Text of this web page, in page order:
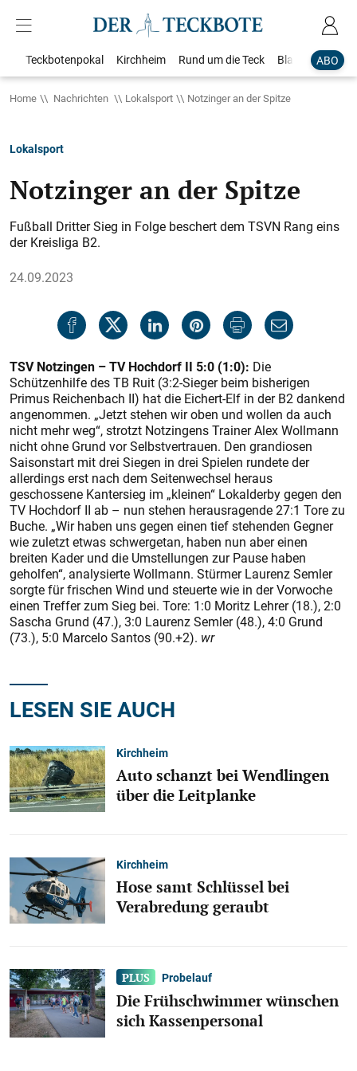
ABO
Teckbotenpokal Kirchheim Rund um die Teck Blaulicht
Home Nachrichten Lokalsport Notzinger an der Spitze
Lokalsport
Notzinger an der Spitze
Fußball Dritter Sieg in Folge beschert dem TSVN Rang eins
der Kreisliga B2.
24.09.2023
TSV Notzingen – TV Hochdorf II 5:0 (1:0): Die
Schützenhilfe des TB Ruit (3:2-Sieger beim bisherigen
Primus Reichenbach II) hat die Eichert-Elf in der B2 dankend
angenommen. „Jetzt stehen wir oben und wollen da auch
nicht mehr weg“, strotzt Notzingens Trainer Alex Wollmann
nicht ohne Grund vor Selbstvertrauen. Den grandiosen
Saisonstart mit drei Siegen in drei Spielen rundete der
allerdings erst nach dem Seitenwechsel heraus
geschossene Kantersieg im „kleinen“ Lokalderby gegen den
TV Hochdorf II ab – nun stehen herausragende 27:1 Tore zu
Buche. „Wir haben uns gegen einen tief stehenden Gegner
wie zuletzt etwas schwergetan, haben nun aber einen
breiten Kader und die Umstellungen zur Pause haben
geholfen“, analysierte Wollmann. Stürmer Laurenz Semler
sorgte für frischen Wind und steuerte wie in der Vorwoche
einen Treffer zum Sieg bei. Tore: 1:0 Moritz Lehrer (18.), 2:0
Sascha Grund (47.), 3:0 Laurenz Semler (48.), 4:0 Grund
(73.), 5:0 Marcelo Santos (90.+2). wr
LESEN SIE AUCH
Kirchheim
Auto schanzt bei Wendlingen
über die Leitplanke
Kirchheim
Hose samt Schlüssel bei
Verabredung geraubt
Probelauf
Die Frühschwimmer wünschen
sich Kassenpersonal